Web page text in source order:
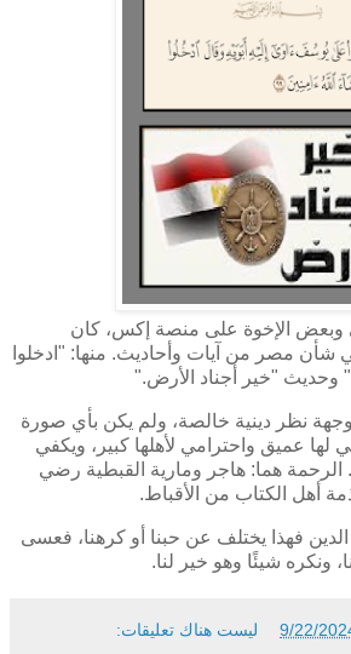
الإخوة على منصة إكس، كان
شأن مصر من آيات وأحاديث. منها: "ادخلوا
وحديث "خير أجناد الأرض".
نظر دينية خالصة، ولم يكن بأي صورة
لها عميق واحترامي لأهلها كبير، ويكفي
الرحمة هما: هاجر ومارية القبطية رضي
أهل الكتاب من الأقباط.
فهذا يختلف عن حبنا أو كرهنا، فعسى
ونكره شيئًا وهو خير لنا.
9/22/ ليست هناك تعليقات: